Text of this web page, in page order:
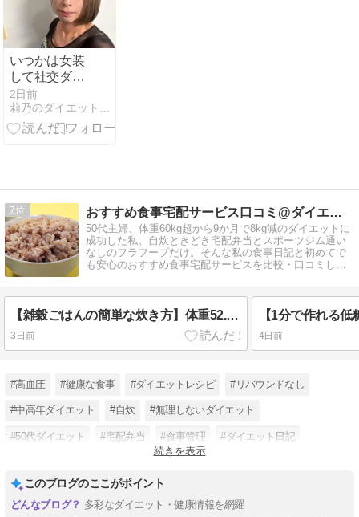
いつかは女装
して社交ダン
スをやってみ
たい
2日前
7 おすすめ食事宅配サービス口コミ@ダイエット
50代主婦、体重60kg超から9か月で8kg減のダイエットに
成功した私。自炊ときどき宅配弁当とスポーツジム通い
なしのフラフープだけ。そんな私の食事日記と初めてで
も安心のおすすめ食事宅配サービスを比較・口コミして
【雑穀ごはんの簡単な炊き方】体重52.7kg⇒52.4kg（2026年8月4日火曜）
3日前 4日前
#高血圧 #健康な食事 #ダイエットレシピ #リバウンドなし
#中高年ダイエット #自炊 #無理しないダイエット
#50代ダイエット #宅配弁当 #食事管理 #ダイエット日記
続きを表示
このブログのここがポイント
多彩なダイエット・健康情報を網羅